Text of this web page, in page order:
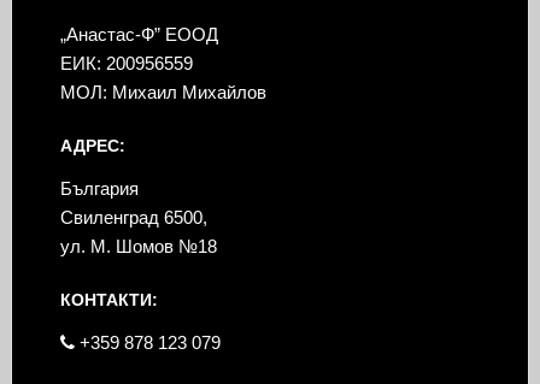
„Анастас-Ф” ЕООД
ЕИК: 200956559
МОЛ: Михаил Михайлов
АДРЕС:
България
Свиленград 6500,
ул. М. Шомов №18
КОНТАКТИ:
+359 878 123 079